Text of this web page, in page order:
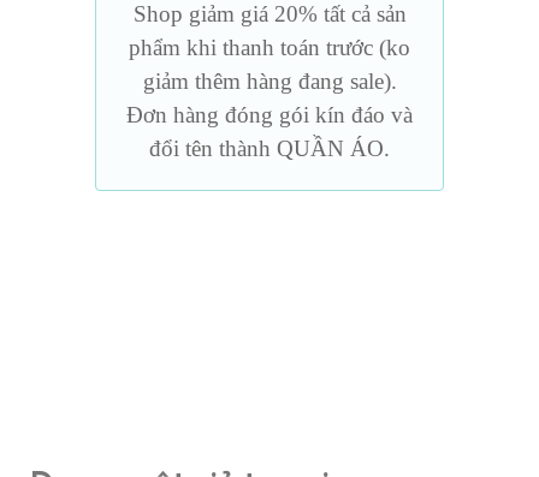
Shop giảm giá 20% tất cả sản
phẩm khi thanh toán trước (ko
giảm thêm hàng đang sale).
Đơn hàng đóng gói kín đáo và
đổi tên thành QUẦN ÁO.